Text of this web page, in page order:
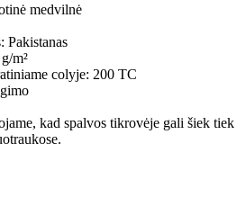
medvilnė
Pakistanas
m²
colyje: 200 TC
kad spalvos tikrovėje gali šiek tiek